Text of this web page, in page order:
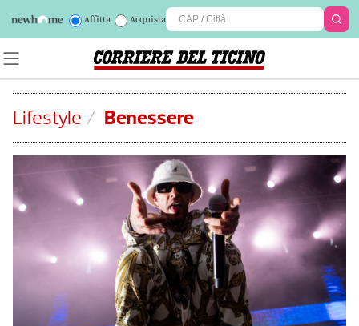
Affitta Acquista
Lifestyle / Benessere